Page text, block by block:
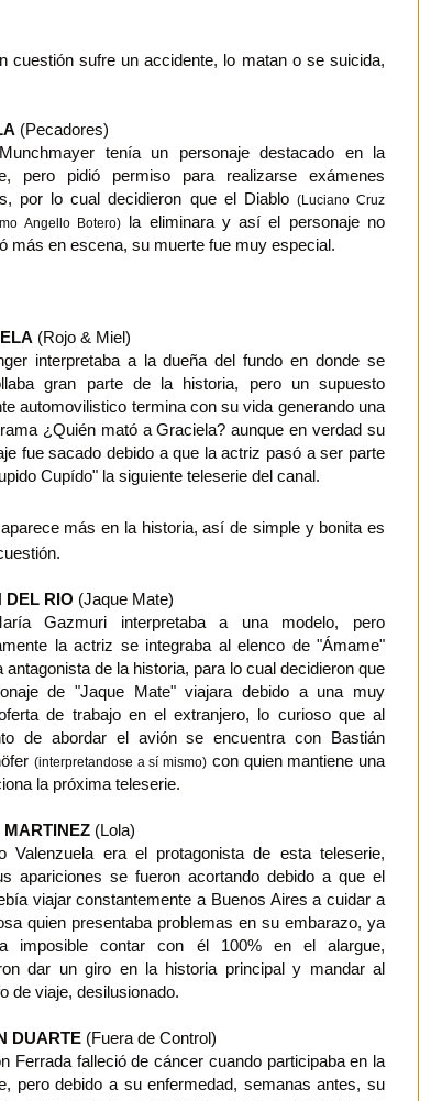
cuestión sufre un accidente, lo matan o se suicida,
(Pecadores)
tenía un personaje destacado en la
pero pidió permiso para realizarse exámenes
por lo cual decidieron que el Diablo (Luciano Cruz
Angello Botero)la eliminara y así el personaje no
más en escena, su muerte fue muy especial.
(Rojo & Miel)
interpretaba a la dueña del fundo en donde se
gran parte de la historia, pero un supuesto
automovilistico termina con su vida generando una
¿Quién mató a Graciela? aunque en verdad su
fue sacado debido a que la actriz pasó a ser parte
Cupído" la siguiente teleserie del canal.
más en la historia, así de simple y bonita es
DEL RIO (Jaque Mate)
Gazmuri interpretaba a una modelo, pero
la actriz se integraba al elenco de "Ámame"
antagonista de la historia, para lo cual decidieron que
de "Jaque Mate" viajara debido a una muy
de trabajo en el extranjero, lo curioso que al
de abordar el avión se encuentra con Bastián
(interpretandose a sí mismo) con quien mantiene una
la próxima teleserie.
MARTINEZ (Lola)
Valenzuela era el protagonista de esta teleserie,
apariciones se fueron acortando debido a que el
viajar constantemente a Buenos Aires a cuidar a
quien presentaba problemas en su embarazo, ya
imposible contar con él 100% en el alargue,
dar un giro en la historia principal y mandar al
de viaje, desilusionado.
DUARTE (Fuera de Control)
Ferrada falleció de cáncer cuando participaba en la
pero debido a su enfermedad, semanas antes, su